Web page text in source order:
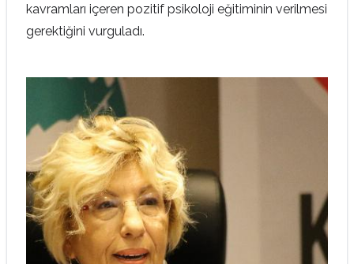
kavramları içeren pozitif psikoloji eğitiminin verilmesi
gerektiğini vurguladı.